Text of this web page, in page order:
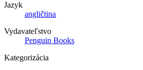
Jazyk
angličtina
Vydavateľstvo
Penguin Books
Kategorizácia